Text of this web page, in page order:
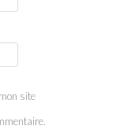
site